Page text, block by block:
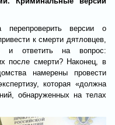
перепроверить версии о
к смерти дятловцев,
ответить на вопрос:
после смерти? Наконец, в
намерены провести
которая «должна
обнаруженных на телах